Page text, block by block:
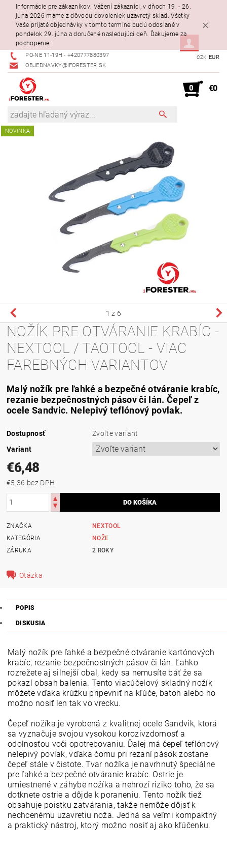
Informácie pre zákazníkov: Vážení zákazníci, v dňoch 19. - 26.
júna 2026 máme z dôvodu dovoleniek uzavretý sklad. Všetky
Vaše prijaté objednávky v tomto termíne budú odoslané v
pondelok 29. júna a doručené nasledujúci deň. Ďakujeme za
pochopenie.
PO-NE 11-19H - +420777880397
OBJEDNAVKY@IFORESTER.SK
CZK EUR
0 €0
NOVINKA
1 z 6
NOŽÍK PRE OTVÁRANIE KRABÍC -
NEXTOOL / TAOTOOL - VIAC
FAREBNÝCH VARIANTOV
Malý nožík pre ľahké a bezpečné otváranie krabíc,
rezanie bezpečnostných pásov či lán. Čepeľ z
ocele Sandvic. Nelepivý teflónový povlak.
Dostupnosť
Zvoľte variant
Variant
€6,48
€5,36 bez DPH
ZNAČKA
NEXTOOL
KATEGÓRIA
NOŽE
ZÁRUKA
2 ROKY
Otázka
POPIS
DISKUSIA
Malý nožík pre ľahké a bezpečné otváranie kartónových
krabíc, rezanie bezpečnostných pásov či lán. Ľahko
rozrežete aj silnejší obal, kedy sa nemusíte báť že sa
pokazí obsah balenia. Tento viacúčelový skladný nožík
môžete vďaka krúžku pripevniť na kľúče, batoh alebo ho
možno nosiť len tak vo vrecku.
Čepeľ nožíka je vyrobená z kvalitnej ocele Sandvik, ktorá
sa vyznačuje svojou vysokou korozivzdornosť a
odolnosťou voči opotrebovaniu. Ďalej má čepeľ teflónový
nelepivý povlak, vďaka čomu pri rezaní pások zostane
čepeľ stále v čistote. Tvar nožíka je navrhnutý špeciálne
pre ľahké a bezpečné otváranie krabíc. Ostrie je
umiestnené v záhybe nožíka a nehrozí riziko toho, že sa
dotknete ostrie a dôjde k poraneniu. Tento nožík tiež
obsahuje poistku zatvárania, takže nemôže dôjsť k
nechcenému uzavretiu noža. Jedná sa veľmi kompaktný
a praktický nástroj, ktorý možno nosiť aj ako kľúčenku.